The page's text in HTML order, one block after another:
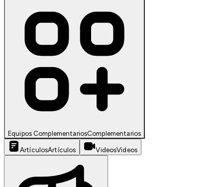
Equipos ComplementariosComplementarios
ArtículosArtículos VideosVideos